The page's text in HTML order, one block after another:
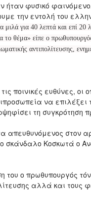
ήταν φυσικό
την εντολή του
για 40 λεπτά και επί 20
θέμα» είπε ο
αντιπολίτευσης,
ποινικές ευθύνες, οι
να
τη συγκρότηση
απευθυνόμενος στον
σκάνδαλο Κοσκωτά ο
του ο πρωθυπουργός
αλλά και τους